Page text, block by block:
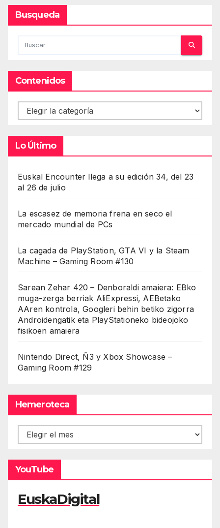
Busqueda
Contenidos
Contenidos
Lo Último
Euskal Encounter llega a su edición 34, del 23
al 26 de julio
La escasez de memoria frena en seco el
mercado mundial de PCs
La cagada de PlayStation, GTA VI y la Steam
Machine – Gaming Room #130
Sarean Zehar 420 – Denboraldi amaiera: EBko
muga-zerga berriak AliExpressi, AEBetako
AAren kontrola, Googleri behin betiko zigorra
Androidengatik eta PlayStationeko bideojoko
fisikoen amaiera
Nintendo Direct, Ñ3 y Xbox Showcase –
Gaming Room #129
Hemeroteca
Hemeroteca
YouTube
EuskaDigital